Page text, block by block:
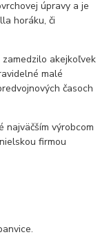
úpravy a je
horáku, či
akejkoľvek
malé
časoch
najväčším výrobcom
firmou